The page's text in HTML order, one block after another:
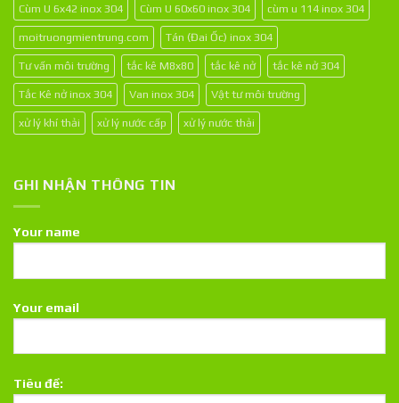
Cùm U 6x42 inox 304 Cùm U 60x60 inox 304 cùm u 114 inox 304
moitruongmientrung.com Tán (Đai Ốc) inox 304
Tư vấn môi trường tắc kê M8x80 tắc kê nở tắc kê nở 304
Tắc Kê nở inox 304 Van inox 304 Vật tư môi trường
xử lý khí thải xử lý nước cấp xử lý nước thải
GHI NHẬN THÔNG TIN
Your name
Your email
Tiêu đề: